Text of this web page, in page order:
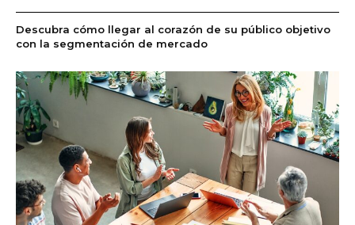
Descubra cómo llegar al corazón de su público objetivo
con la segmentación de mercado